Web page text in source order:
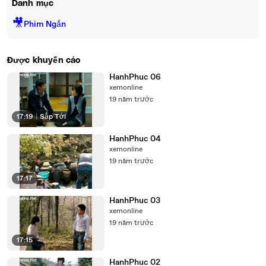
Danh mục
🎥Phim Ngắn
Được khuyến cáo
17:19 | Sắp Tới
HanhPhuc 06
xemonline
19 năm trước
17:17
HanhPhuc 04
xemonline
19 năm trước
17:15
HanhPhuc 03
xemonline
19 năm trước
HanhPhuc 02